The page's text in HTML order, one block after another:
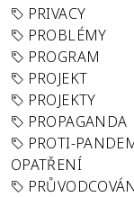
PRIVACY
PROBLÉMY
PROGRAM
PROJEKT
PROJEKTY
PROPAGANDA
PROTI-
OPATŘENÍ